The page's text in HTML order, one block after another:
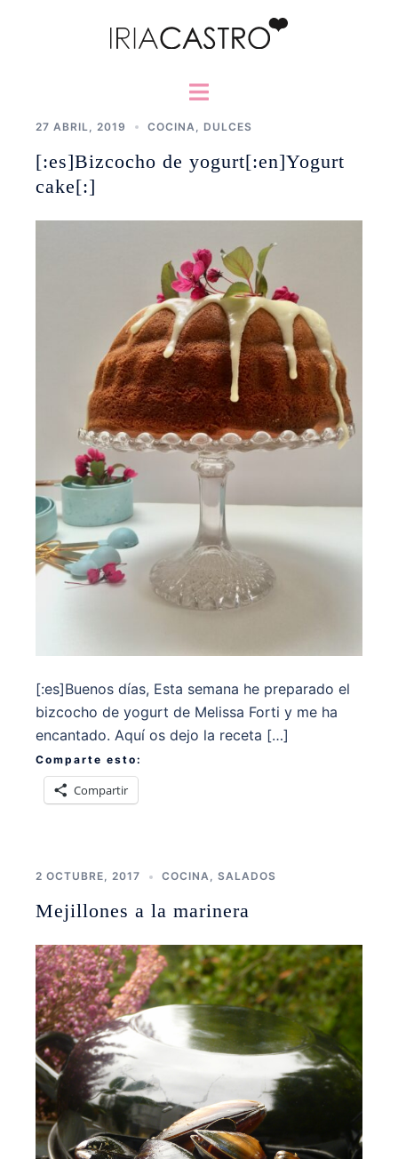
Alternar
27 ABRIL, 2019 COCINA DULCES
[:es]Bizcocho de yogurt[:en]Yogurt
cake[:]
[:es]Buenos días, Esta semana he preparado el
bizcocho de yogurt de Melissa Forti y me ha
encantado. Aquí os dejo la receta […]
Comparte esto:
Compartir
2 OCTUBRE, 2017 COCINA, SALADOS
Mejillones a la marinera